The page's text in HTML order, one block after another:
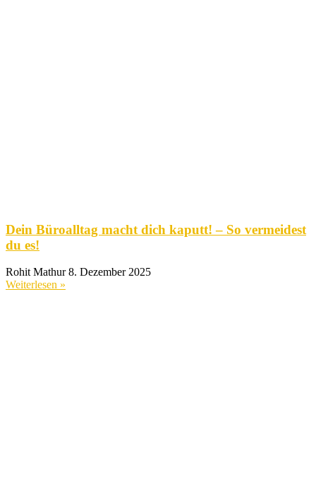
Dein Büroalltag macht dich kaputt! – So vermeidest
du es!
Rohit Mathur8. Dezember 2025
Weiterlesen »